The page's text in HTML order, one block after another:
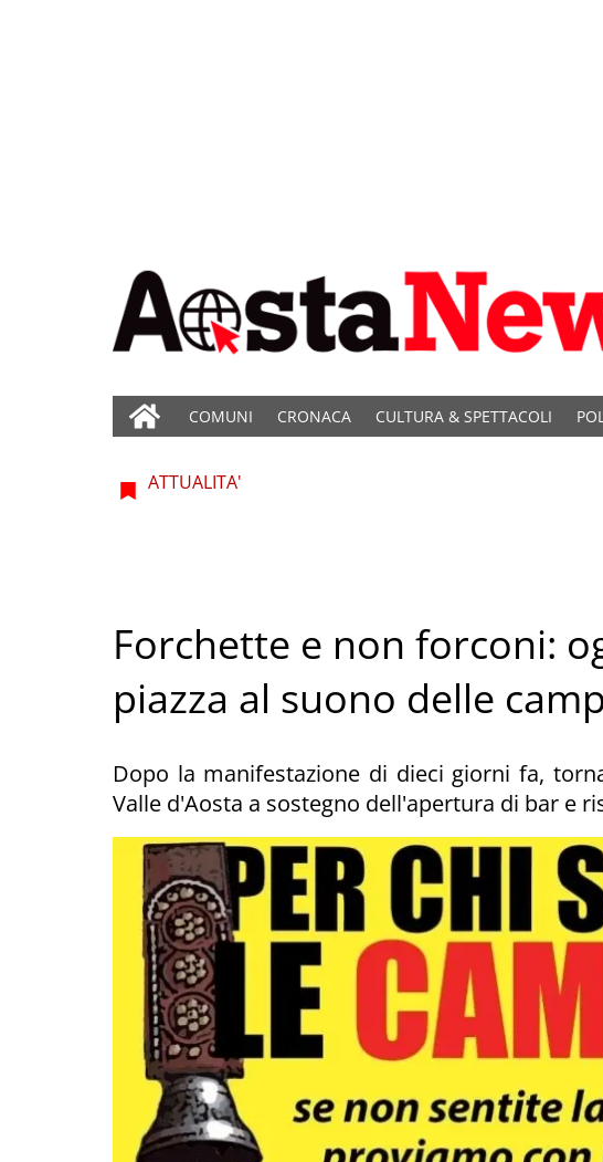
COMUNI CRONACA CULTURA & SPETTACOLI
ATTUALITA'
Forchette e non forconi:
piazza al suono delle
Dopo la manifestazione di dieci giorni fa,
Valle d'Aosta a sostegno dell'apertura di bar e